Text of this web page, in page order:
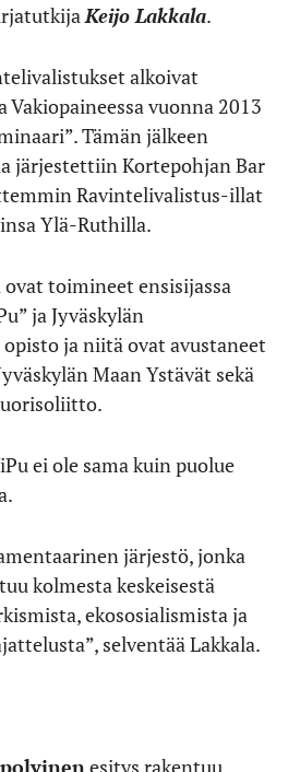
Keijo Lakkala.
alkoivat
vuonna 2013
Tämän jälkeen
järjestettiin Kortepohjan Bar
Ravintelivalistus-illat
Ylä-Ruthilla.
toimineet ensisijassa
ja Jyväskylän
ja niitä ovat avustaneet
Maan Ystävät sekä
ei ole sama kuin puolue
järjestö, jonka
kolmesta keskeisestä
ekososialismista ja
selventää Lakkala.
esitys rakentuu